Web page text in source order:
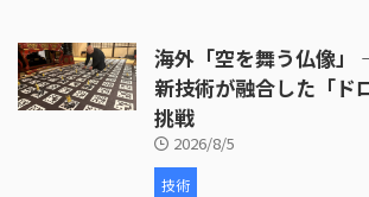
が行われています。 次に、皮革の
取り付けが行われます。ここで
は、牛革が使われ、職人が丁寧に
枠を伸ばしていく様子が映し出さ
れます。皮革の取り付けには熟練
海外「空を舞う仏像」
新技術が融合した「ド
挑戦
2026/8/5
技術